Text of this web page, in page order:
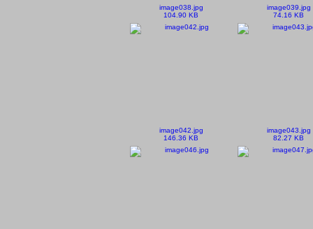
image038.jpg
104.90 KB
image039.jpg
74.16 KB
image042.jpg
146.36 KB
image043.jpg
82.27 KB